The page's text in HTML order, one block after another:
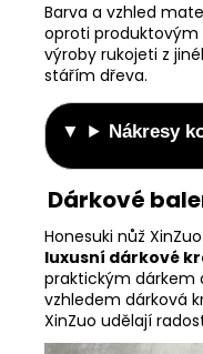
Barva a vzhled
oproti produktovým
výroby rukojeti z
stářím dřeva.
Nákresy
Dárkové
Honesuki nůž
luxusní dárkové
praktickým dárkem
vzhledem dárková
XinZuo udělají